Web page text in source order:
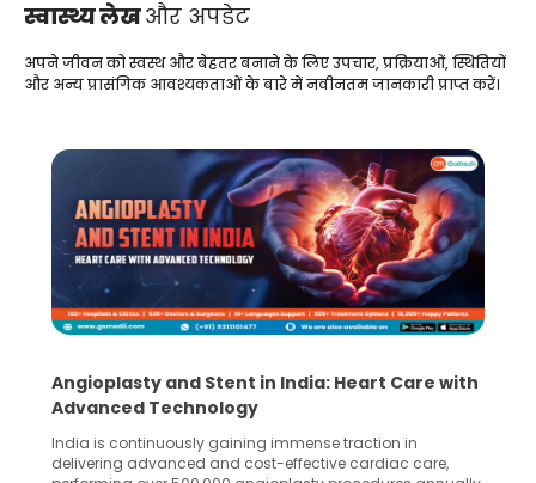
स्वास्थ्य लेखऔर अपडेट
अपने जीवन को स्वस्थ और बेहतर बनाने के लिए उपचार, प्रक्रियाओं, स्थितियों
और अन्य प्रासंगिक आवश्यकताओं के बारे में नवीनतम जानकारी प्राप्त करें।
Angioplasty and Stent in India: Heart Care with
Advanced Technology
India is continuously gaining immense traction in
delivering advanced and cost-effective cardiac care,